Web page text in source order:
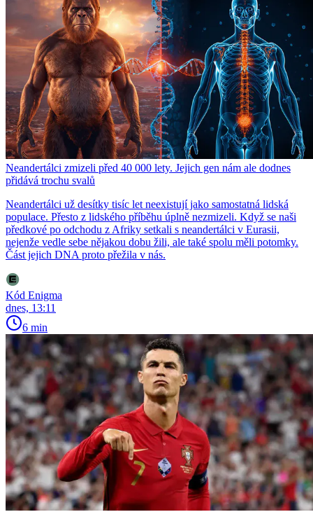
Neandertálci zmizeli před 40 000 lety. Jejich gen nám ale dodnes
přidává trochu svalů
Neandertálci už desítky tisíc let neexistují jako samostatná lidská
populace. Přesto z lidského příběhu úplně nezmizeli. Když se naši
předkové po odchodu z Afriky setkali s neandertálci v Eurasii,
nejenže vedle sebe nějakou dobu žili, ale také spolu měli potomky.
Část jejich DNA proto přežila v nás.
Kód Enigma
dnes, 13:11
6 min